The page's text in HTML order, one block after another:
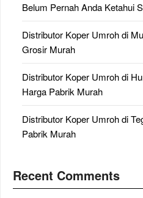
Belum Pernah Anda Ketahui
Distributor Koper Umroh di
Grosir Murah
Distributor Koper Umroh di
Harga Pabrik Murah
Distributor Koper Umroh di
Pabrik Murah
Recent Comments